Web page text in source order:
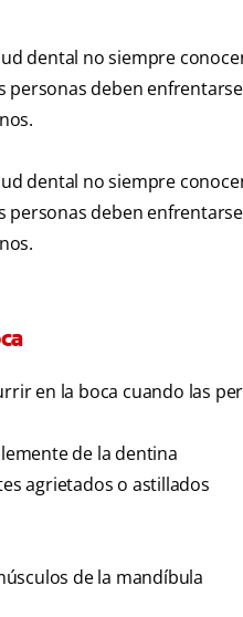
dental no siempre
deben
dental no siempre
deben
en la boca cuando las
de la dentina
agrietados o astillados
de la mandíbula